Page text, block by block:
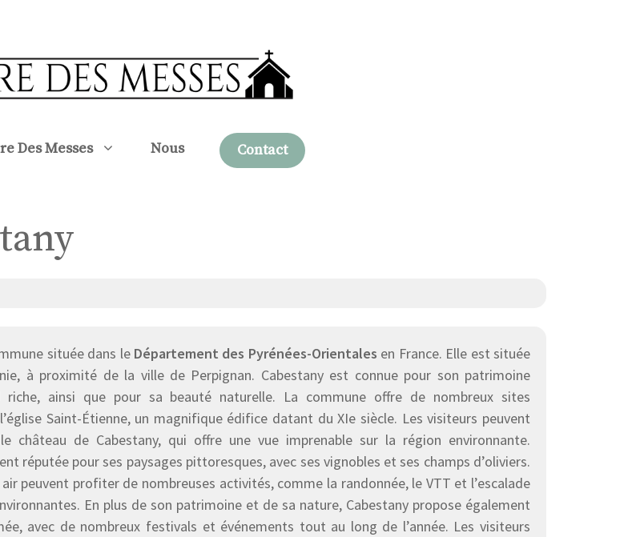
Des Messes Nous Contact
située dans le Département des Pyrénées-Orientales en France. Elle est située
à proximité de la ville de Perpignan. Cabestany est connue pour son patrimoine
ainsi que pour sa beauté naturelle. La commune offre de nombreux sites
Saint-Étienne, un magnifique édifice datant du XIe siècle. Les visiteurs peuvent
château de Cabestany, qui offre une vue imprenable sur la région environnante.
réputée pour ses paysages pittoresques, avec ses vignobles et ses champs d’oliviers.
peuvent profiter de nombreuses activités, comme la randonnée, le VTT et l’escalade
En plus de son patrimoine et de sa nature, Cabestany propose également
avec de nombreux festivals et événements tout au long de l’année. Les visiteurs